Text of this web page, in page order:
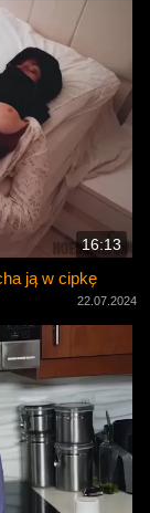
16:13
ją w cipkę
22.07.2024